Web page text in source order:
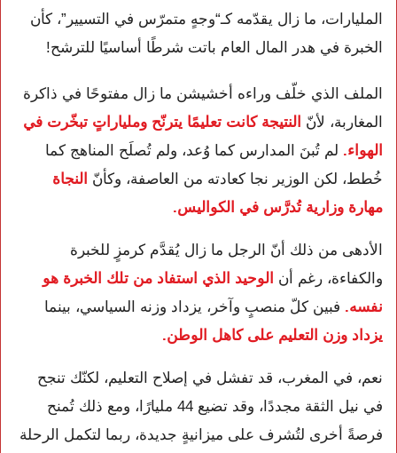
المليارات، ما زال يقدّمه كـ“وجهٍ متمرّس في التسيير”، كأن
الخبرة في هدر المال العام باتت شرطًا أساسيًا للترشح!
الملف الذي خلّف وراءه أخشيشن ما زال مفتوحًا في ذاكرة
المغاربة، لأنّ النتيجة كانت تعليمًا يترنّح وملياراتٍ تبخّرت في
الهواء. لم تُبنَ المدارس كما وُعد، ولم تُصلَح المناهج كما
خُطط، لكن الوزير نجا كعادته من العاصفة، وكأنّ النجاة
مهارة وزارية تُدرَّس في الكواليس.
الأدهى من ذلك أنّ الرجل ما زال يُقدَّم كرمزٍ للخبرة
والكفاءة، رغم أن الوحيد الذي استفاد من تلك الخبرة هو
نفسه. فبين كلّ منصبٍ وآخر، يزداد وزنه السياسي، بينما
يزداد وزن التعليم على كاهل الوطن.
نعم، في المغرب، قد تفشل في إصلاح التعليم، لكنّك تنجح
في نيل الثقة مجددًا، وقد تضيع 44 مليارًا، ومع ذلك تُمنح
فرصةً أخرى لتُشرف على ميزانيةٍ جديدة، ربما لتكمل الرحلة